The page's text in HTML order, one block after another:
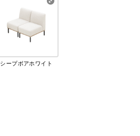
シープボアホワイト